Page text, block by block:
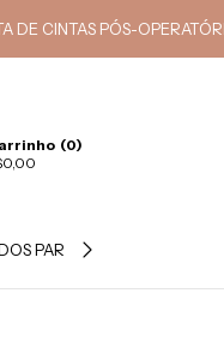
OPERATÓRIO E ESTÉTICA
(0)
PARA PROFISSIONAL